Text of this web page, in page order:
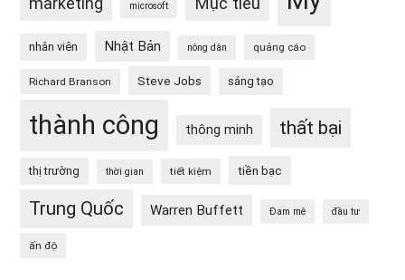
marketing microsoft
nhân viên Nhật Bản nông dân quảng cáo
Richard Branson Steve Jobs sáng tạo
thành công thông minh thất bại
thị trường thời gian tiết kiệm tiền bạc
Trung Quốc Warren Buffett Đam mê đầu tư
ấn độ